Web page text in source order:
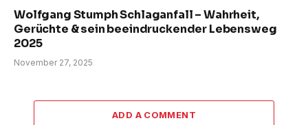
Wolfgang Stumph Schlaganfall – Wahrheit,
Gerüchte & sein beeindruckender Lebensweg
2025
November 27, 2025
ADD A COMMENT